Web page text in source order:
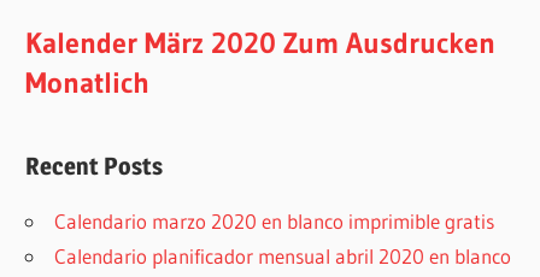
Kalender März 2020 Zum Ausdrucken
Monatlich
Recent Posts
Calendario marzo 2020 en blanco imprimible gratis
Calendario planificador mensual abril 2020 en blanco